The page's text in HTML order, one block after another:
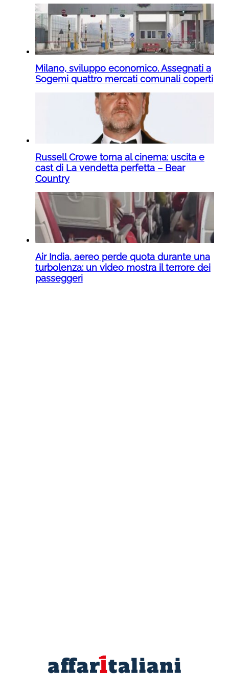
Milano, sviluppo economico. Assegnati a
Sogemi quattro mercati comunali coperti
Russell Crowe torna al cinema: uscita e
cast di La vendetta perfetta – Bear
Country
Air India, aereo perde quota durante una
turbolenza: un video mostra il terrore dei
passeggeri